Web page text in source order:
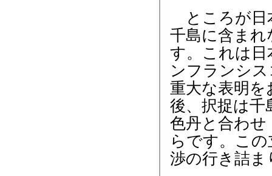
ところが日
千島に含まれ
す。これは日
ンフランシ
重大な表明
後、択捉は千
色丹と合わせ
らです。こ
渉の行き詰